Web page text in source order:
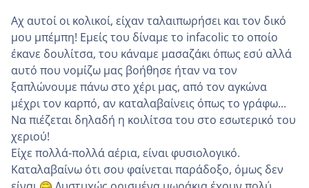
Αχ αυτοί οι κολικοί, είχαν ταλαιπωρήσει και τον δικό
μου μπέμπη! Εμείς του δίναμε το infacolic το οποίο
έκανε δουλίτσα, του κάναμε μασαζάκι όπως εσύ αλλά
αυτό που νομίζω μας βοήθησε ήταν να τον
ξαπλώνουμε πάνω στο χέρι μας, από τον αγκώνα
μέχρι τον καρπό, αν καταλαβαίνεις όπως το γράφω...
Να πιέζεται δηλαδή η κοιλίτσα του στο εσωτερικό του
χεριού!
Είχε πολλά-πολλά αέρια, είναι φυσιολογικό.
Καταλαβαίνω ότι σου φαίνεται παράδοξο, όμως δεν